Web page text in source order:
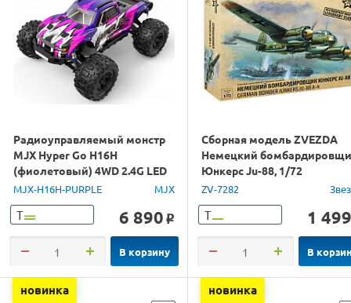
Радиоуправляемый монстр
MJX Hyper Go H16H
(фиолетовый) 4WD 2.4G LED
GPS 1/16 RTR
MJX-H16H-PURPLE MJX
Т 6 890 o
В корзину
Сборная модель ZVEZDA
Немецкий
Юнкерс Ju-88, 1/72
ZV-7282
Т 1 499
В
новинка новинка